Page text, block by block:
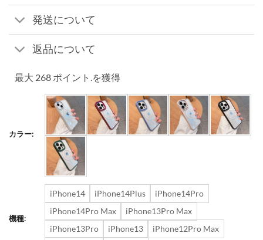
発送について
返品について
最大 268 ポイント.を獲得
カラー:
機種:
iPhone14 iPhone14Plus
iPhone14Pro
iPhone14Pro Max
iPhone13Pro Max
iPhone13Pro
iPhone13
iPhone12Pro Max